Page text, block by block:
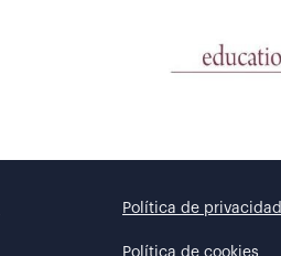
Política de privacidad
Política de cookies